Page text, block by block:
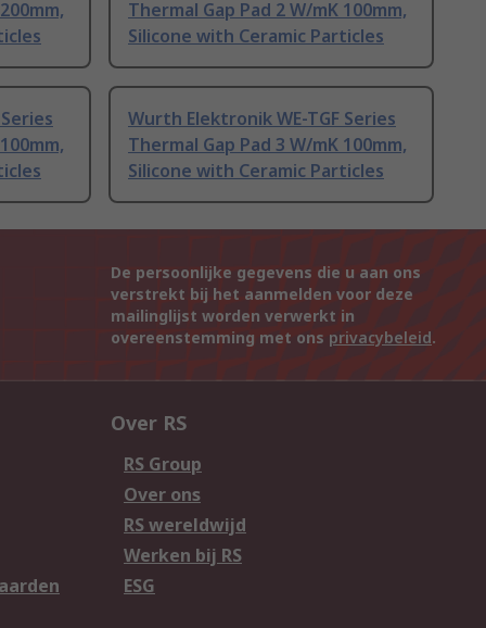
Thermal Gap Pad 2 W/mK 100mm,
Silicone with Ceramic Particles
Wurth Elektronik WE-TGF Series
Thermal Gap Pad 3 W/mK 100mm,
Silicone with Ceramic Particles
De persoonlijke gegevens die u aan ons
verstrekt bij het aanmelden voor deze
mailinglijst worden verwerkt in
overeenstemming met ons privacybeleid.
Over RS
RS Group
Over ons
RS wereldwijd
Werken bij RS
ESG